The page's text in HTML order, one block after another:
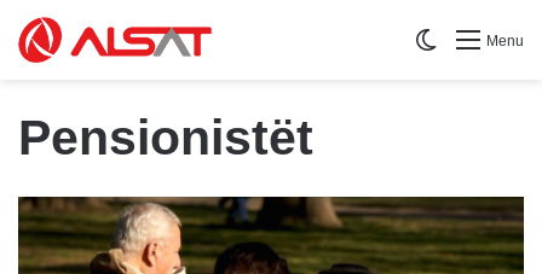
Menu
Switch skin
Pensionistët